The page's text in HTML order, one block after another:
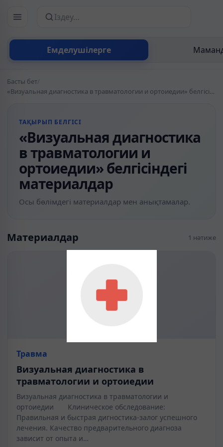
Емделушілерге
Сайттан іздеу
Басты бет/
«Визуальная диагностика в травматологии и ортоиедии» белгісіндегі материалдар
ТАҚЫРЫП БЕЛГІСІ
«Визуальная диагностика
в травматологии и
ортоиедии» белгісіндегі
материалдар
Осы бөлімдегі материалдар мен анықтамалар.
Материалдар 1 нәтиже
Травма
Визуальная диагностика в
травматологии и ортоиедии
Визуальная диагностика в травматологии и
ортоиедии Клиническое обследование:
Правильная и быстрая дигностика-залог успешного
лечения. Качество предварительного диагноза
зависит от опыта и…